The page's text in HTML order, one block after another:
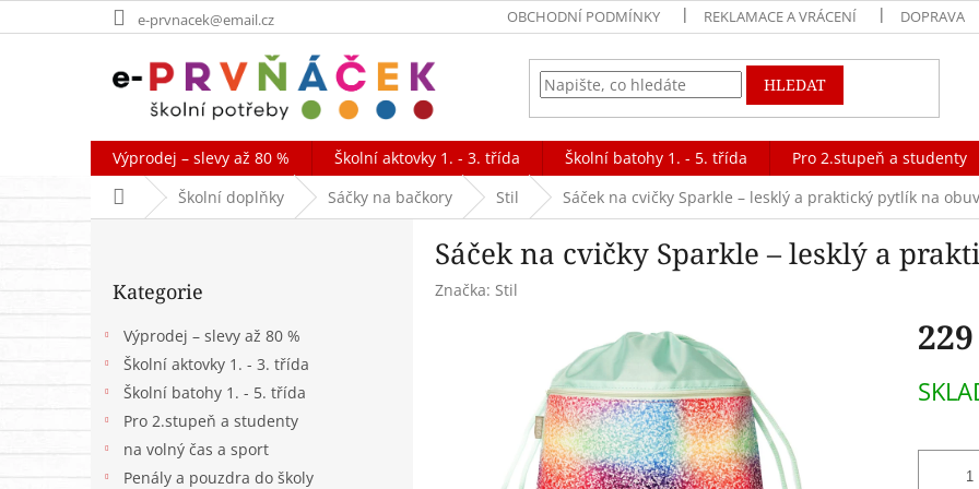
na
e-prvnacek@email.cz OBCHODNÍ PODMÍNKY REKLAMACE A VRÁCENÍ DOPRAVA
HLEDAT
Výprodej – slevy až 80 % Školní aktovky 1. - 3. třída Školní batohy 1. - 5. třída Pro 2.stupeň a studenty
Domů Školní doplňky Sáčky na bačkory Stil Sáček na cvičky Sparkle – lesklý a praktický pytlík na obuv
P
kategorie
Kategorie
Výprodej – slevy až 80 %
Školní aktovky 1. - 3. třída
Školní batohy 1. - 5. třída
Pro 2.stupeň a studenty
na volný čas a sport
Penály a pouzdra do školy
Sáček na cvičky Sparkle – lesklý a
Značka: Stil
cena: